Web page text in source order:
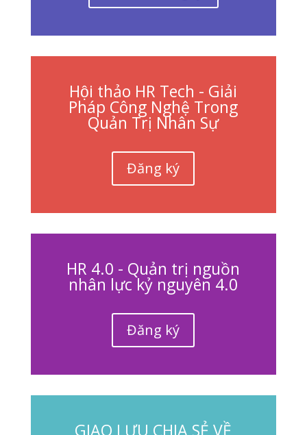
Hội thảo HR Tech - Giải
Pháp Công Nghệ Trong
Quản Trị Nhân Sự
Đăng ký
HR 4.0 - Quản trị nguồn
nhân lực kỷ nguyên 4.0
Đăng ký
GIAO LƯU CHIA SẺ VỀ